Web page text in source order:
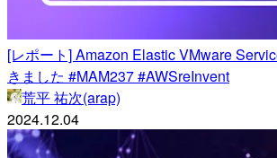
[レポート] Amazon Elastic VMware
きました #MAM237 #AWSreInvent
荒平 祐次(arap)
2024.12.04